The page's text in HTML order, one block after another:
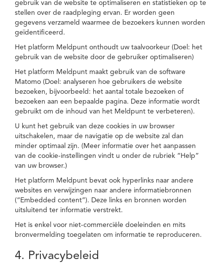
gebruik van de website te optimaliseren en statistieken op te
stellen over de raadpleging ervan. Er worden geen
gegevens verzameld waarmee de bezoekers kunnen worden
geïdentificeerd.
Het platform Meldpunt onthoudt uw taalvoorkeur (Doel: het
gebruik van de website door de gebruiker optimaliseren)
Het platform Meldpunt maakt gebruik van de software
Matomo (Doel: analyseren hoe gebruikers de website
bezoeken, bijvoorbeeld: het aantal totale bezoeken of
bezoeken aan een bepaalde pagina. Deze informatie wordt
gebruikt om de inhoud van het Meldpunt te verbeteren).
U kunt het gebruik van deze cookies in uw browser
uitschakelen, maar de navigatie op de website zal dan
minder optimaal zijn. (Meer informatie over het aanpassen
van de cookie-instellingen vindt u onder de rubriek “Help”
van uw browser.)
Het platform Meldpunt bevat ook hyperlinks naar andere
websites en verwijzingen naar andere informatiebronnen
(“Embedded content”). Deze links en bronnen worden
uitsluitend ter informatie verstrekt.
Het is enkel voor niet-commerciële doeleinden en mits
bronvermelding toegelaten om informatie te reproduceren.
4. Privacybeleid